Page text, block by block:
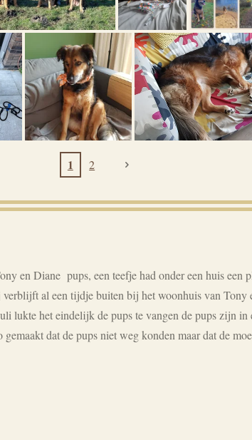
1 2
en Diane pups, een teefje had onder een huis een
verblijft al een tijdje buiten bij het woonhuis van Tony
lukte het eindelijk de pups te vangen de pups zijn in
dat de pups niet weg konden maar dat de